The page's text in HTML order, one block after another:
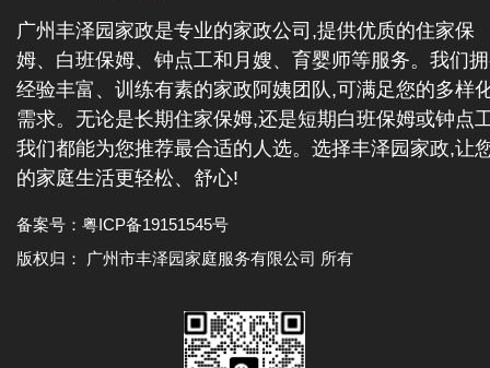
广州丰泽园家政是专业的家政公司,提供优质的住家保
姆、白班保姆、钟点工和月嫂、育婴师等服务。我们
经验丰富、训练有素的家政阿姨团队,可满足您的多样
需求。无论是长期住家保姆,还是短期白班保姆或钟点
我们都能为您推荐最合适的人选。选择丰泽园家政,让
的家庭生活更轻松、舒心!
备案号： 粤ICP备19151545号
版权归： 广州市丰泽园家庭服务有限公司 所有